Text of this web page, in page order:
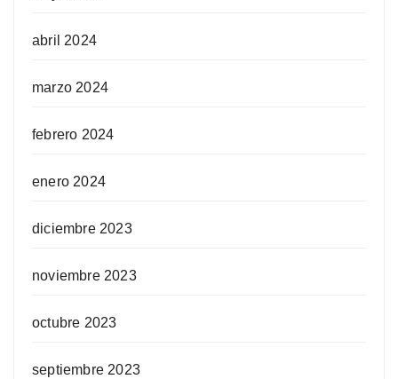
abril 2024
marzo 2024
febrero 2024
enero 2024
diciembre 2023
noviembre 2023
octubre 2023
septiembre 2023